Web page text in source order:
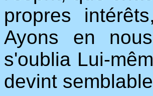
propres
Ayons en
s'oublia Lui-
devint